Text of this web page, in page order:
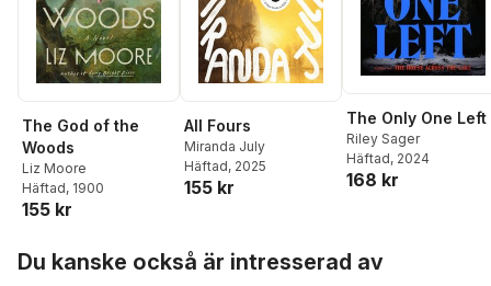
The God of the
Woods
Liz Moore
Häftad, 1900
155 kr
All Fours
Miranda July
Häftad, 2025
155 kr
The Only One Left
Riley Sager
Häftad, 2024
168 kr
Du kanske också är intresserad av